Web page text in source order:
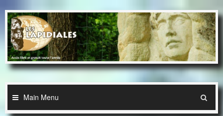
Skip
to
content
Main Menu